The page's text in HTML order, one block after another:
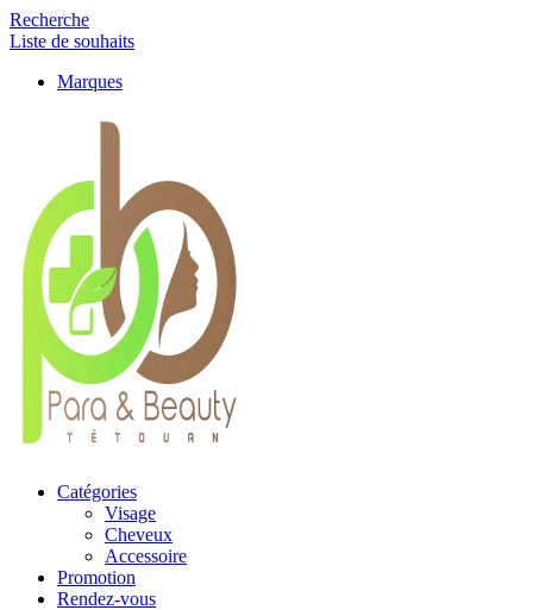
Recherche
Liste de souhaits
Marques
Catégories
Visage
Cheveux
Accessoire
Promotion
Rendez-vous